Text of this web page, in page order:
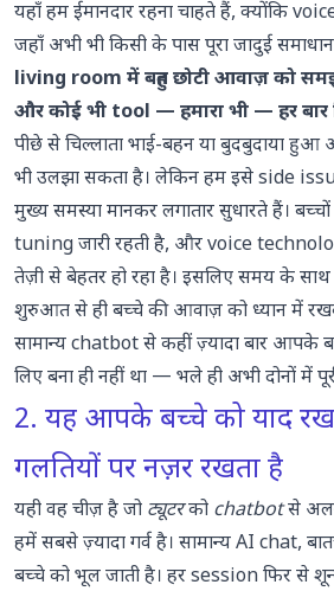
यहाँ हम ईमानदार रहना चाहते हैं, क्योंकि
जहाँ अभी भी किसी के पास पूरा जादुई
living room में बहुत छोटी आवाज़ को
और कोई भी tool — हमारा भी — हर बार
पीछे से चिल्लाता भाई-बहन या बुदबुदाया
भी उलझा सकता है। लेकिन हम इसे side
मुख्य समस्या मानकर लगातार सुधारते हैं।
tuning जारी रहती है, और voice
तेज़ी से बेहतर हो रहा है। इसलिए समय के
शुरुआत से ही बच्चे की आवाज़ को ध्यान में
सामान्य chatbot से कहीं ज़्यादा बार आपके
लिए बना ही नहीं था — भले ही अभी दोनों में
2. यह आपके बच्चे को याद
गलतियों पर नज़र रखता है
यही वह चीज़ है जो ट्यूटरको chatbotसे
हमें सबसे ज़्यादा गर्व है। सामान्य AI chat,
बच्चे को भूल जाती है। हर session फिर से